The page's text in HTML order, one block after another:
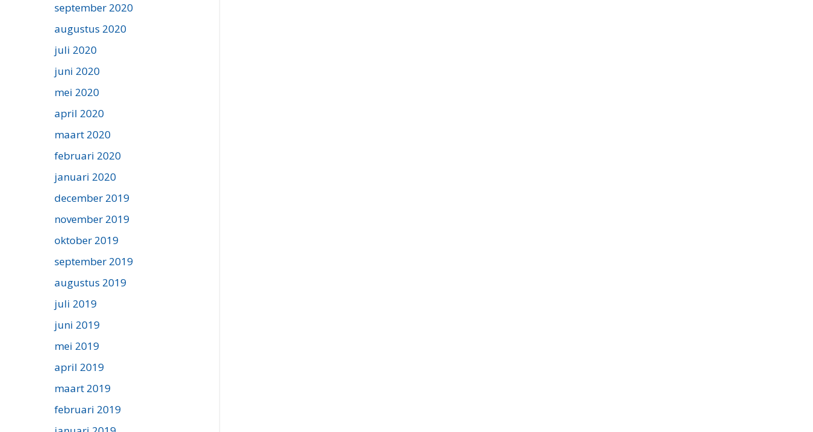
september 2020
augustus 2020
juli 2020
juni 2020
mei 2020
april 2020
maart 2020
februari 2020
januari 2020
december 2019
november 2019
oktober 2019
september 2019
augustus 2019
juli 2019
juni 2019
mei 2019
april 2019
maart 2019
februari 2019